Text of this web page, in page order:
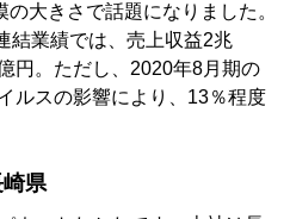
大きさで話題になりました。
結業績では、売上収益2兆
円。ただし、2020年8月期の
ルスの影響により、13％程度
県